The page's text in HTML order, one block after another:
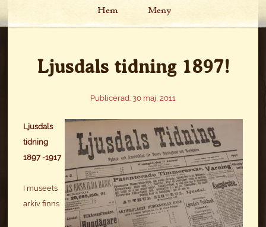
Hem Meny
Ljusdals tidning 1897!
Publicerad: 30 maj, 2011
Ljusdals
tidning
1897 -1917
I museets
arkiv finns